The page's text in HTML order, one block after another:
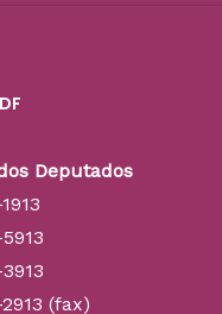
Deputados
(fax)